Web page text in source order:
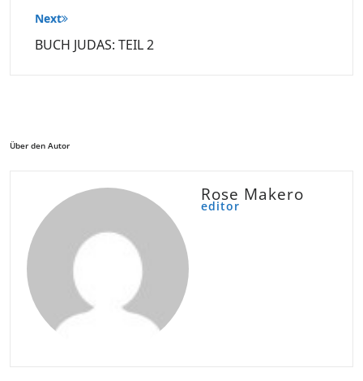
Next
BUCH JUDAS: TEIL 2
Über den Autor
Rose Makero
editor